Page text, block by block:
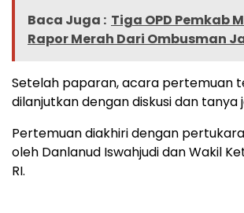
Baca Juga : Tiga OPD Pemkab
Rapor Merah Dari Ombusman
Setelah paparan, acara pertemuan
dilanjutkan dengan diskusi dan tanya
Pertemuan diakhiri dengan
oleh Danlanud Iswahjudi dan Wakil
RI.